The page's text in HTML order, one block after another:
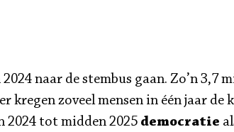
naar de stembus gaan. Zo’n 3,7
kregen zoveel mensen in één jaar de
2024 tot midden 2025 democratie